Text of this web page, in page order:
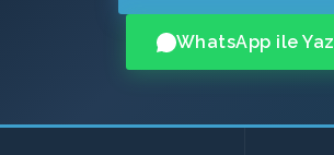
WhatsApp ile Yaz